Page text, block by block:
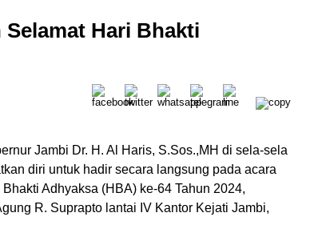
Hari Bhakti
Jambi Dr. H. Al Haris, S.Sos.,MH di sela-sela
diri untuk hadir secara langsung pada acara
Adhyaksa (HBA) ke-64 Tahun 2024,
R. Suprapto lantai IV Kantor Kejati Jambi,